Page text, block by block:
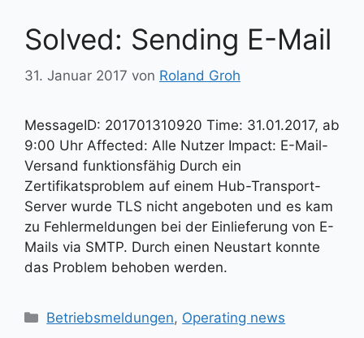
Solved: Sending E-Mail
31. Januar 2017 von Roland Groh
MessageID: 201701310920 Time: 31.01.2017, ab
9:00 Uhr Affected: Alle Nutzer Impact: E-Mail-
Versand funktionsfähig Durch ein
Zertifikatsproblem auf einem Hub-Transport-
Server wurde TLS nicht angeboten und es kam
zu Fehlermeldungen bei der Einlieferung von E-
Mails via SMTP. Durch einen Neustart konnte
das Problem behoben werden.
Kategorien
Betriebsmeldungen, Operating news